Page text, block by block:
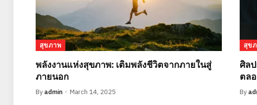
สุขภาพ
พลังงานแห่งสุขภาพ: เติมพลังชีวิตจากภายในสู่
ภายนอก
By admin March 14, 2025
สุข
ศิล
ตล
By